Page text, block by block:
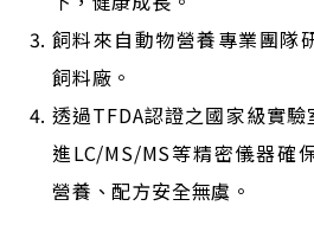
飼料來自動物營養專業團隊
飼料廠。
透過TFDA認證之國家級實
進LC/MS/MS等精密儀器確
營養、配方安全無虞。